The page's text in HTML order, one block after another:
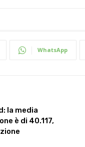
WhatsApp
la media
è di 40.117,